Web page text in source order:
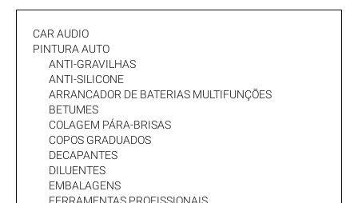
CAR AUDIO
PINTURA AUTO
ANTI-GRAVILHAS
ANTI-SILICONE
ARRANCADOR DE BATERIAS MULTIFUNÇÕES
BETUMES
COLAGEM PÁRA-BRISAS
COPOS GRADUADOS
DECAPANTES
DILUENTES
EMBALAGENS